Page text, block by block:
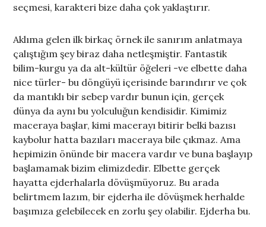
seçmesi, karakteri bize daha çok yaklaştırır.
Aklıma gelen ilk birkaç örnek ile sanırım anlatmaya
çalıştığım şey biraz daha netleşmiştir. Fantastik
bilim-kurgu ya da alt-kültür öğeleri -ve elbette daha
nice türler- bu döngüyü içerisinde barındırır ve çok
da mantıklı bir sebep vardır bunun için, gerçek
dünya da aynı bu yolculuğun kendisidir. Kimimiz
maceraya başlar, kimi macerayı bitirir belki bazısı
kaybolur hatta bazıları maceraya bile çıkmaz. Ama
hepimizin önünde bir macera vardır ve buna başlayıp
başlamamak bizim elimizdedir. Elbette gerçek
hayatta ejderhalarla dövüşmüyoruz. Bu arada
belirtmem lazım, bir ejderha ile dövüşmek herhalde
başımıza gelebilecek en zorlu şey olabilir. Ejderha bu.